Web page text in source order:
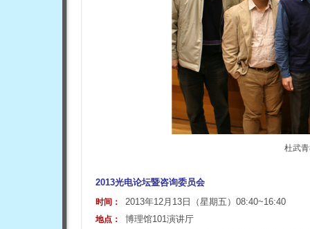
杜武
2013光电论坛暨咨询委员会
时间： 2013年12月13日（星期五）08:40~16:40
地点：
博理馆101演讲厅